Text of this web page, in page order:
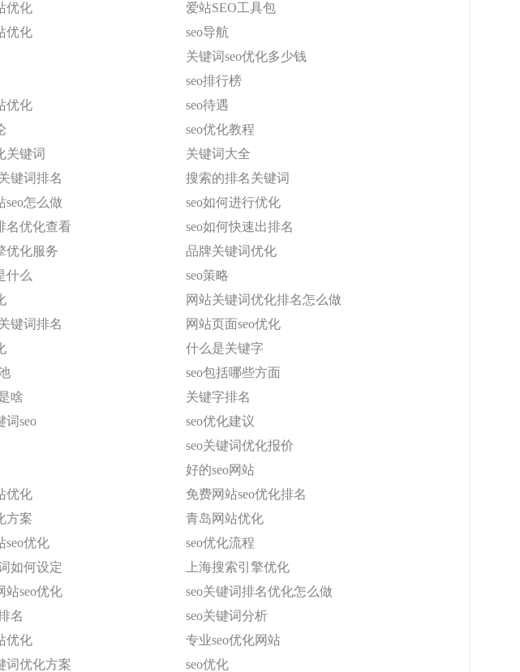
优化
爱站SEO工具包
优化
seo导航
关键词seo优化多少钱
seo排行榜
优化
seo待遇
seo优化教程
关键词
关键词大全
键词排名
搜索的排名关键词
seo怎么做
seo如何进行优化
名优化查看
seo如何快速出排名
优化服务
品牌关键词优化
什么
seo策略
网站关键词优化排名怎么做
键词排名
网站页面seo优化
什么是关键字
seo包括哪些方面
啥
关键字排名
词seo
seo优化建议
seo关键词优化报价
好的seo网站
优化
免费网站seo优化排名
方案
青岛网站优化
seo优化
seo优化流程
如何设定
上海搜索引擎优化
站seo优化
seo关键词排名优化怎么做
名
seo关键词分析
优化
专业seo优化网站
词优化方案
seo优化